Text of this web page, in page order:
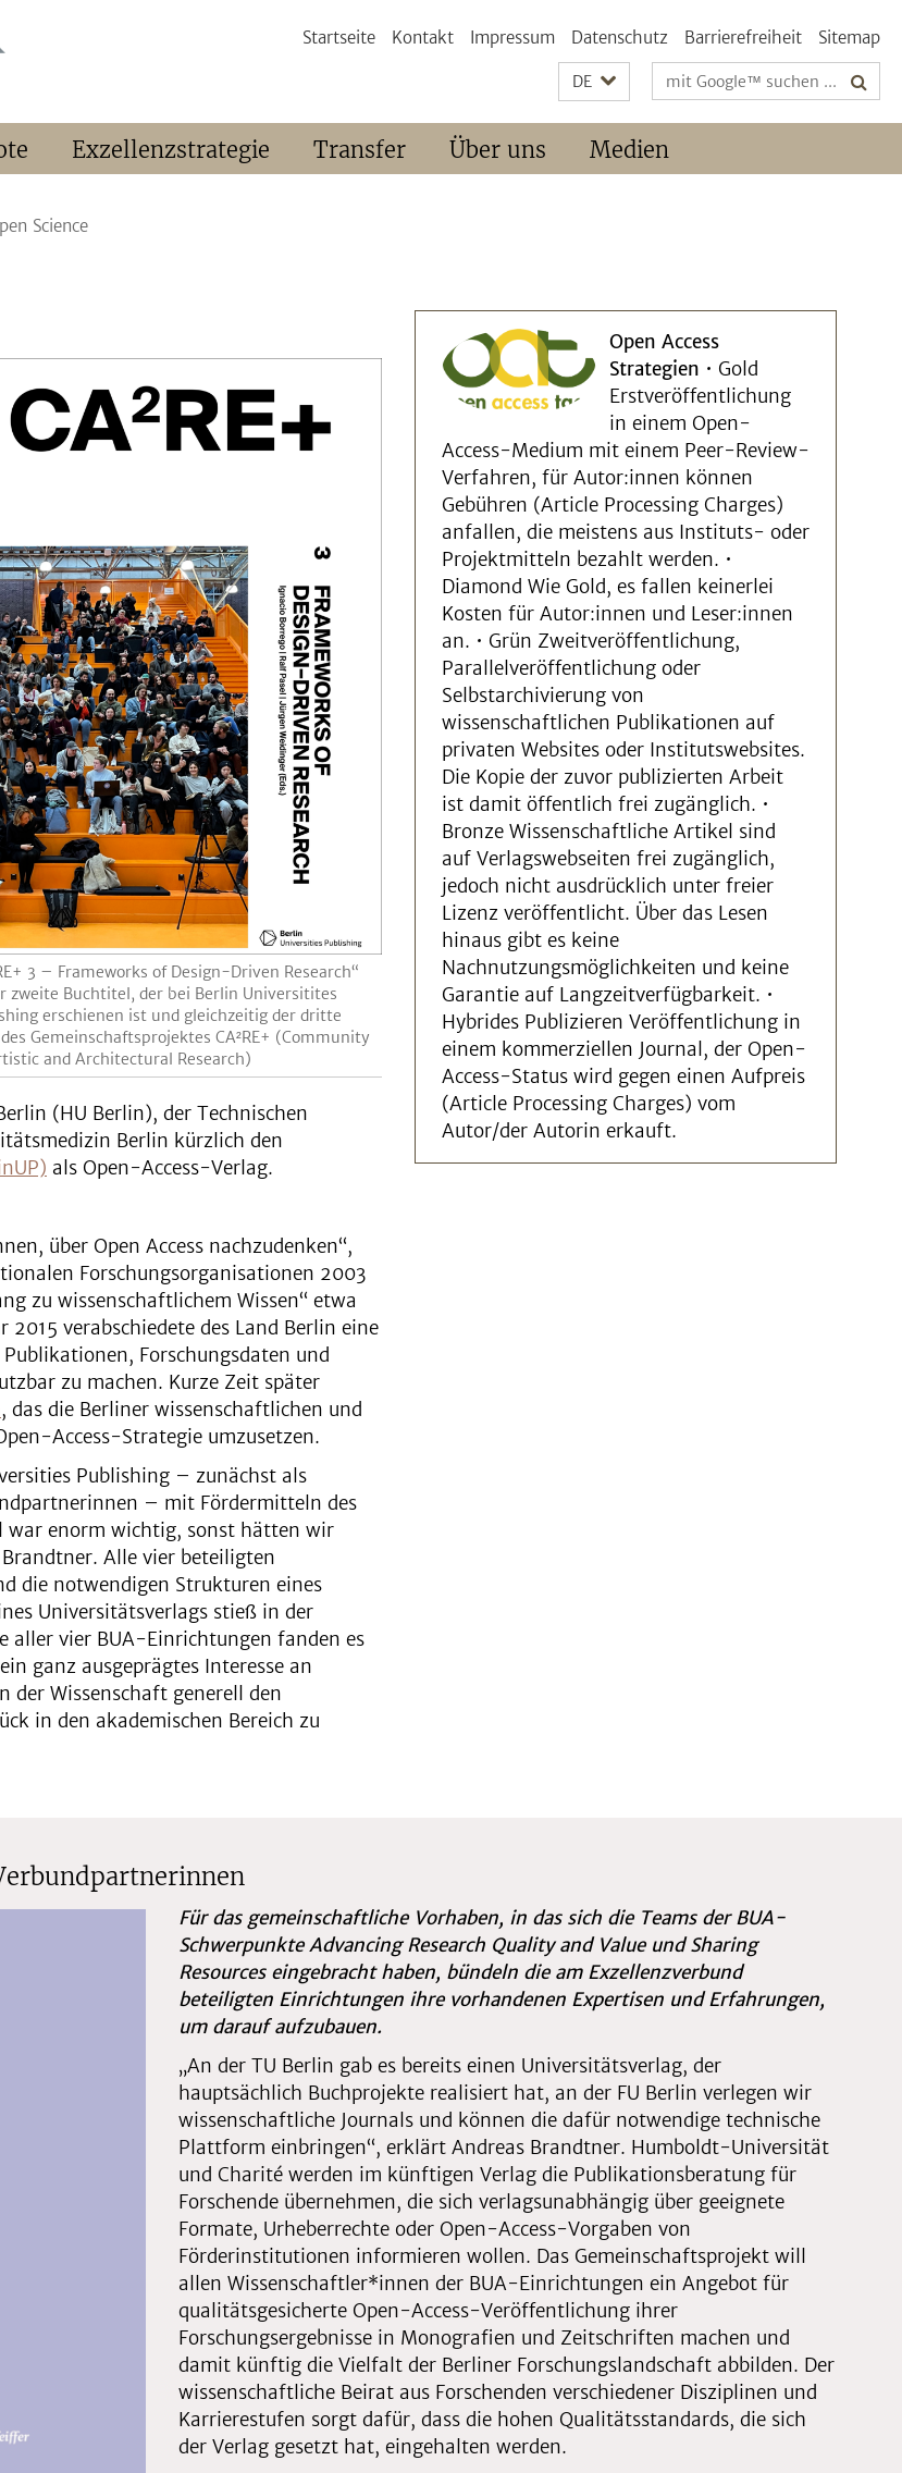
Startseite Kontakt Impressum Datenschutz Barrierefreiheit Sitemap
DE Suchbegriffe
Exzellenzstrategie Transfer Über uns Medien
Science
3 – Frameworks of Design-Driven Research“
zweite Buchtitel, der bei Berlin Universitites
erschienen ist und gleichzeitig der dritte
Gemeinschaftsprojektes CA²RE+ (Community
and Architectural Research)
(HU Berlin), der Technischen
Berlin kürzlich den
als Open-Access-Verlag.
über Open Access nachzudenken“,
Forschungsorganisationen 2003
zu wissenschaftlichem Wissen“ etwa
verabschiedete des Land Berlin eine
Forschungsdaten und
zu machen. Kurze Zeit später
, das die Berliner wissenschaftlichen und
Access-Strategie umzusetzen.
Publishing – zunächst als
– mit Fördermitteln des
war enorm wichtig, sonst hätten wir
Alle vier beteiligten
die notwendigen Strukturen eines
Universitätsverlags stieß in der
aller vier BUA-Einrichtungen fanden es
ganz ausgeprägtes Interesse an
der Wissenschaft generell den
in den akademischen Bereich zu
Open Access
Strategien • Gold
Erstveröffentlichung
in einem Open-
Access-Medium mit einem Peer-Review-
Verfahren, für Autor:innen können
Gebühren (Article Processing Charges)
anfallen, die meistens aus Instituts- oder
Projektmitteln bezahlt werden. •
Diamond Wie Gold, es fallen keinerlei
Kosten für Autor:innen und Leser:innen
an. • Grün Zweitveröffentlichung,
Parallelveröffentlichung oder
Selbstarchivierung von
wissenschaftlichen Publikationen auf
privaten Websites oder Institutswebsites.
Die Kopie der zuvor publizierten Arbeit
ist damit öffentlich frei zugänglich. •
Bronze Wissenschaftliche Artikel sind
auf Verlagswebseiten frei zugänglich,
jedoch nicht ausdrücklich unter freier
Lizenz veröffentlicht. Über das Lesen
hinaus gibt es keine
Nachnutzungsmöglichkeiten und keine
Garantie auf Langzeitverfügbarkeit. •
Hybrides Publizieren Veröffentlichung in
einem kommerziellen Journal, der Open-
Access-Status wird gegen einen Aufpreis
(Article Processing Charges) vom
Autor/der Autorin erkauft.
Für das gemeinschaftliche Vorhaben, in das sich die Teams der BUA-
Schwerpunkte Advancing Research Quality and Value und Sharing
Resources eingebracht haben, bündeln die am Exzellenzverbund
beteiligten Einrichtungen ihre vorhandenen Expertisen und Erfahrungen,
um darauf aufzubauen.
„An der TU Berlin gab es bereits einen Universitätsverlag, der
hauptsächlich Buchprojekte realisiert hat, an der FU Berlin verlegen wir
wissenschaftliche Journals und können die dafür notwendige technische
Plattform einbringen“, erklärt Andreas Brandtner. Humboldt-Universität
und Charité werden im künftigen Verlag die Publikationsberatung für
Forschende übernehmen, die sich verlagsunabhängig über geeignete
Formate, Urheberrechte oder Open-Access-Vorgaben von
Förderinstitutionen informieren wollen. Das Gemeinschaftsprojekt will
allen Wissenschaftler*innen der BUA-Einrichtungen ein Angebot für
qualitätsgesicherte Open-Access-Veröffentlichung ihrer
Forschungsergebnisse in Monografien und Zeitschriften machen und
damit künftig die Vielfalt der Berliner Forschungslandschaft abbilden. Der
wissenschaftliche Beirat aus Forschenden verschiedener Disziplinen und
Karrierestufen sorgt dafür, dass die hohen Qualitätsstandards, die sich
der Verlag gesetzt hat, eingehalten werden.